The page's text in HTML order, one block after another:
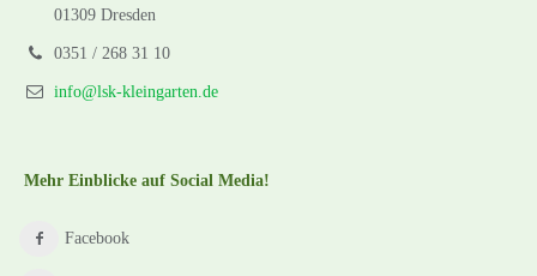
01309 Dresden
0351 / 268 31 10
info@lsk-kleingarten.de
Mehr Einblicke auf Social Media!
Facebook